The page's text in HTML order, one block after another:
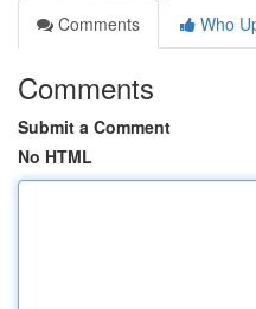
Comments
Who
Comments
Submit a Comment
No HTML